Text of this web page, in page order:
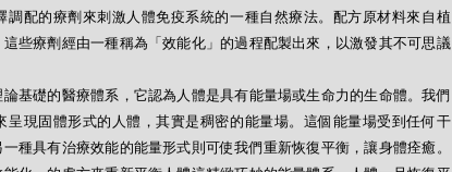
調配的療劑來刺激人體免疫系統的一種自然療法。配方原材料來自植
些療劑經由一種稱為「效能化」的過程配製出來，以激發其不可思議
論基礎的醫療體系，它認為人體是具有能量場或生命力的生命體。我們
呈現固體形式的人體，其實是稠密的能量場。這個能量場受到任何干
種具有治療效能的能量形式則可使我們重新恢復平衡，讓身體痊癒。